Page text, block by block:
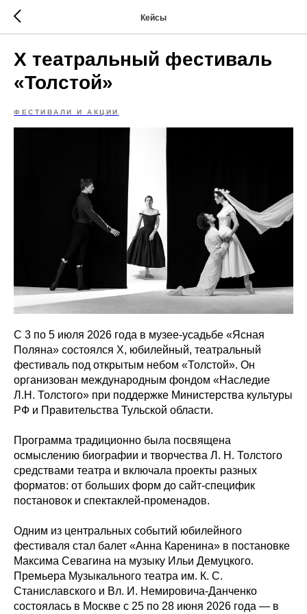
Кейсы
Х театральный фестиваль
«Толстой»
ФЕСТИВАЛИ И АКЦИИ
С 3 по 5 июля 2026 года в музее-усадьбе «Ясная
Поляна» состоялся Х, юбилейный, театральный
фестиваль под открытым небом «Толстой». Он
организован международным фондом «Наследие
Л.Н. Толстого» при поддержке Министерства культуры
РФ и Правительства Тульской области.
Программа традиционно была посвящена
осмыслению биографии и творчества Л. Н. Толстого
средствами театра и включала проекты разных
форматов: от больших форм до сайт-специфик
постановок и спектаклей-променадов.
Одним из центральных событий юбилейного
фестиваля стал балет «Анна Каренина» в постановке
Максима Севагина на музыку Ильи Демуцкого.
Премьера Музыкального театра им. К. С.
Станиславского и Вл. И. Немировича-Данченко
состоялась в Москве с 25 по 28 июня 2026 года — в